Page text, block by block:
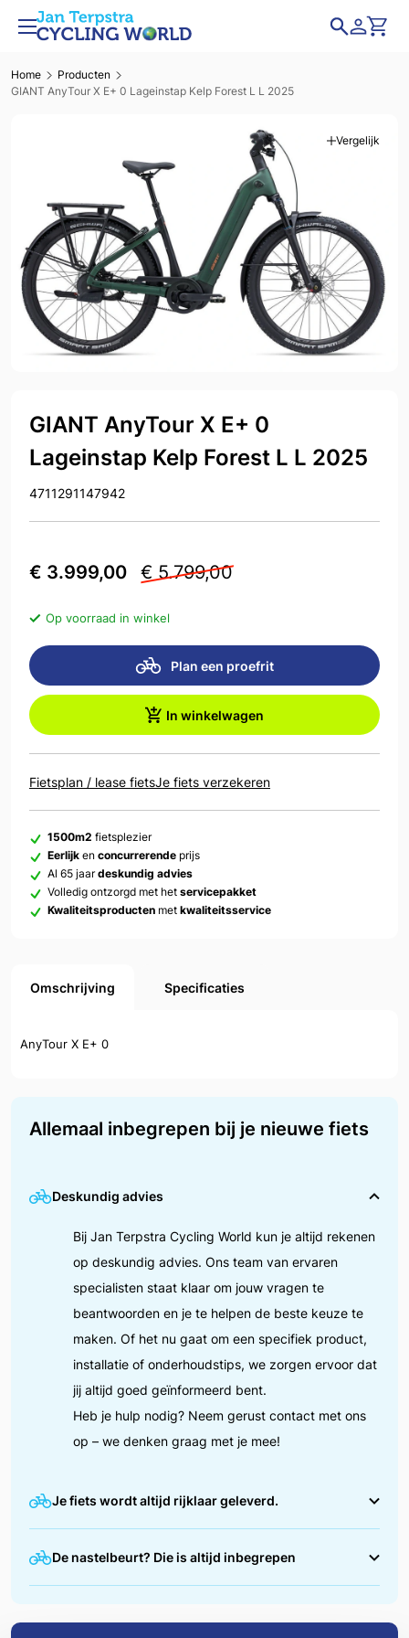
Home
Producten
GIANT AnyTour X E+ 0 Lageinstap Kelp Forest L L 2025
Vergelijk
GIANT AnyTour X E+ 0
Lageinstap Kelp Forest L L 2025
4711291147942
€ 3.999,00 € 5.799,00
Op voorraad in winkel
Plan een proefrit
In winkelwagen
Fietsplan / lease fietsJe fiets verzekeren
1500m2 fietsplezier
Eerlijk en concurrerende prijs
Al 65 jaardeskundig advies
Volledig ontzorgd met het servicepakket
Kwaliteitsproducten met kwaliteitsservice
Omschrijving Specificaties
AnyTour X E+ 0
Allemaal inbegrepen bij je nieuwe fiets
Deskundig advies
Bij Jan Terpstra Cycling World kun je altijd rekenen
op deskundig advies. Ons team van ervaren
specialisten staat klaar om jouw vragen te
beantwoorden en je te helpen de beste keuze te
maken. Of het nu gaat om een specifiek product,
installatie of onderhoudstips, we zorgen ervoor dat
jij altijd goed geïnformeerd bent.
Heb je hulp nodig? Neem gerust contact met ons
op – we denken graag met je mee!
Je fiets wordt altijd rijklaar geleverd.
voordat je erop wegrijdt. Tijdens de afleverbeurt
De nastelbeurt? Die is altijd inbegrepen
jouw nieuwe fiets zich nog een beetje "zet".